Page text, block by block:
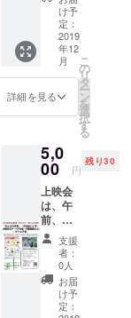
「特性を活
かそう！～
発達障害の
未来を考え
る～」講師
砂長美んさ
法人ありが
とうショッ
プ代表)(6
月)、「みん
なの学校」
上映実行委
員会に参加(7
月)、親子DE
クター
のご指
定いた
だけな
い旨、
ご了承
くださ
い。
け予
定：
2019
年12
月
詳細を見る
こ
の
リ
タ
ー
ン
を
選
択
す
る
5,0
00 円
残り30
上映会
は、午
前、午
後、ど
ちらか
をお選
びいた
だけま
す。
支援
者：
0人
お届
け予
定：